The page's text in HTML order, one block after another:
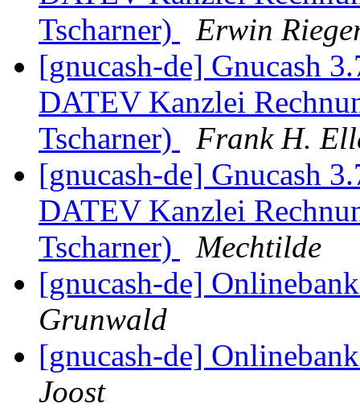
Tscharner)
Erwin
[gnucash-de] Gnucash
DATEV Kanzlei
Tscharner)
Frank H.
[gnucash-de] Gnucash
DATEV Kanzlei
Tscharner)
Mechtilde
[gnucash-de]
Grunwald
[gnucash-de]
Joost